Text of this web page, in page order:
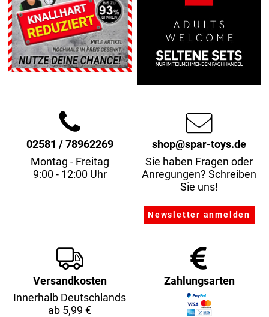
02581 / 78962269
Montag - Freitag
9:00 - 12:00 Uhr
shop@spar-toys.de
Sie haben Fragen oder
Anregungen? Schreiben
Sie uns!
Versandkosten
Innerhalb Deutschlands
ab 5,99 €
Zahlungsarten